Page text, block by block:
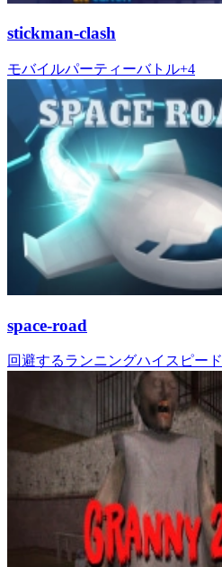
stickman-clash
モバイルパーティーバトル+4
space-road
回避するランニングハイスピード